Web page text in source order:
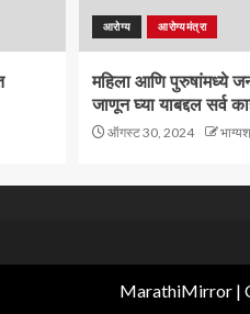
आरोग्य आरोग्यमंत्रा
महिला आणि पुरुषांमध्ये
जाणून घ्या याबद्दल सर्व
ऑगस्ट 30, 2024
MarathiMirror |